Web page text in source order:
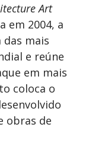
Art
em 2004, a
das mais
e reúne
em mais
coloca o
obras de